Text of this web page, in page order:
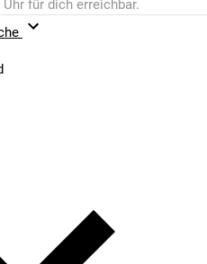
für dich erreichbar.